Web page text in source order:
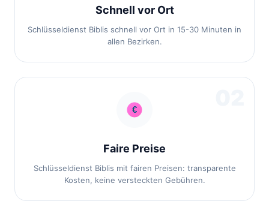
Schnell vor Ort
Schlüsseldienst Biblis schnell vor Ort in 15-30 Minuten in
allen Bezirken.
Faire Preise
Schlüsseldienst Biblis mit fairen Preisen: transparente
Kosten, keine versteckten Gebühren.